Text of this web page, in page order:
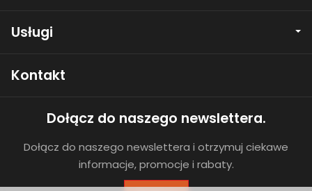
Usługi
Kontakt
Dołącz do naszego newslettera.
Dołącz do naszego newslettera i otrzymuj ciekawe
informacje, promocje i rabaty.